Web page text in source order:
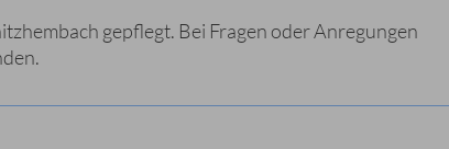
gepflegt. Bei Fragen oder Anregungen